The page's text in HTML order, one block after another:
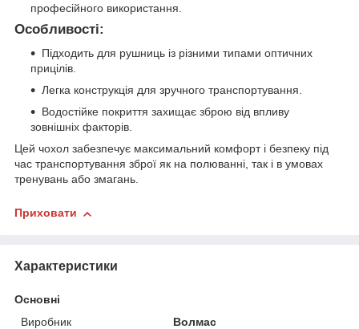
професійного використання.
Особливості:
Підходить для рушниць із різними типами оптичних
прицілів.
Легка конструкція для зручного транспортування.
Водостійке покриття захищає зброю від впливу
зовнішніх факторів.
Цей чохол забезпечує максимальний комфорт і безпеку під
час транспортування зброї як на полюванні, так і в умовах
тренувань або змагань.
Приховати
Характеристики
Основні
Виробник
Волмас